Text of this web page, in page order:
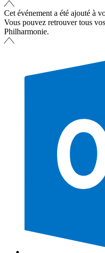
Cet événement a été ajouté à
Vous pouvez retrouver tous
Philharmonie.